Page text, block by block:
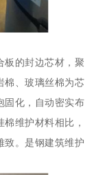
板的封边芯材，聚
棉、玻璃丝棉为芯
固化，自动密实布
维护材料相比，
致。是钢建筑维护